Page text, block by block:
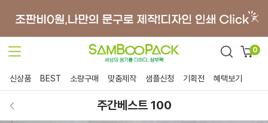
0
신상품 BEST 소량구매 맞춤제작 샘플신청 기획전 혜택보기
주간베스트 100